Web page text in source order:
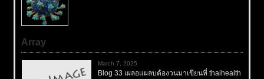
Array
March 7, 2025
Blog 33 เผลอแผลบต้องวนมาเขียนที่ thaihealth